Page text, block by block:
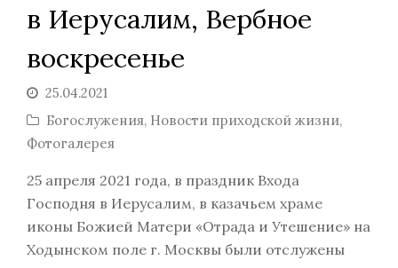
в Иерусалим, Вербное
воскресенье
25.04.2021
Богослужения, Новости приходской жизни,
Фотогалерея
25 апреля 2021 года, в праздник Входа
Господня в Иерусалим, в казачьем храме
иконы Божией Матери «Отрада и Утешение» на
Ходынском поле г. Москвы были отслужены